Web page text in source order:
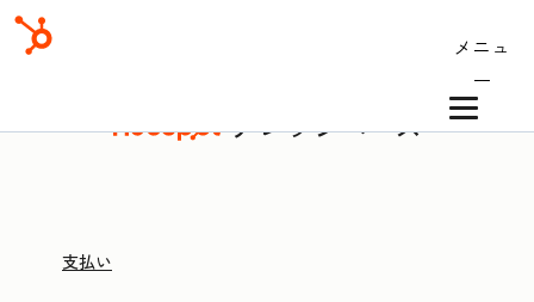
メニュ
ー
ナレッジベース
支払い